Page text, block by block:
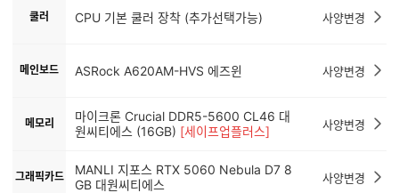
쿨러 CPU 기본 쿨러 장착 (추가선택가능) 사양변경
메인보드 ASRock A620AM-HVS 에즈윈 사양변경
메모리
마이크론 Crucial DDR5-5600 CL46 대
원씨티에스 (16GB) [세이프업플러스] 사양변경
그래픽카드
MANLI 지포스 RTX 5060 Nebula D7 8
GB 대원씨티에스
사양변경